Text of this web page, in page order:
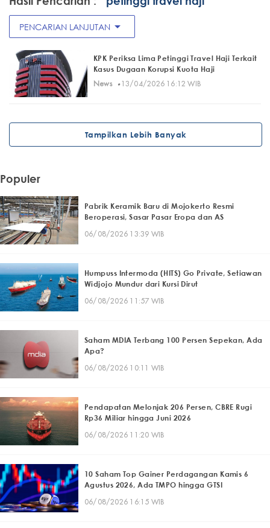
PENCARIAN LANJUTAN arrow_drop_down
KPK Periksa Lima Petinggi Travel Haji Terkait
Kasus Dugaan Korupsi Kuota Haji
News· 13/04/2026 16:12 WIB
Tampilkan Lebih Banyak
Populer
Pabrik Keramik Baru di Mojokerto Resmi
Beroperasi, Sasar Pasar Eropa dan AS
06/08/2026 13:39 WIB
Humpuss Intermoda (HITS) Go Private, Setiawan
Widjojo Mundur dari Kursi Dirut
06/08/2026 11:57 WIB
Saham MDIA Terbang 100 Persen Sepekan, Ada
Apa?
06/08/2026 10:11 WIB
Pendapatan Melonjak 206 Persen, CBRE Rugi
Rp36 Miliar hingga Juni 2026
06/08/2026 11:20 WIB
10 Saham Top Gainer Perdagangan Kamis 6
Agustus 2026, Ada TMPO hingga GTSI
06/08/2026 16:15 WIB